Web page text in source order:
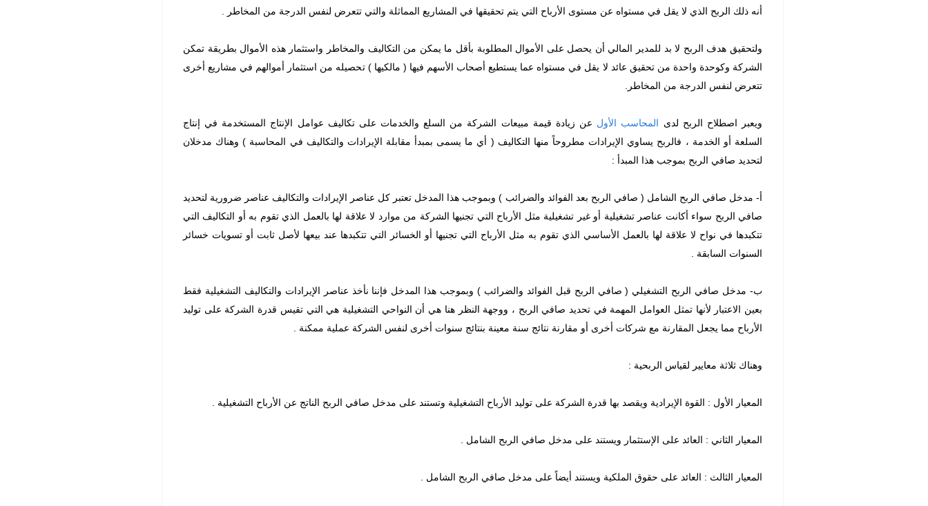
أنه ذلك الربح الذي لا يقل في مستواه عن مستوى الأرباح التي يتم تحقيقها في المشاريع المماثلة والتي تتعرض لنفس الدرجة من المخاطر .
ولتحقيق هدف الربح لا بد للمدير المالي أن يحصل على الأموال المطلوبة بأقل ما يمكن من التكاليف والمخاطر واستثمار هذه الأموال بطريقة تمكن
الشركة وكوحدة واحدة من تحقيق عائد لا يقل في مستواه عما يستطيع أصحاب الأسهم فيها ( مالكيها ) تحصيله من استثمار أموالهم في مشاريع أخرى
تتعرض لنفس الدرجة من المخاطر.
ويعبر اصطلاح الربح لدى المحاسب الأول عن زيادة قيمة مبيعات الشركة من السلع والخدمات على تكاليف عوامل الإنتاج المستخدمة في إنتاج
السلعة أو الخدمة ، فالربح يساوي الإيرادات مطروحاً منها التكاليف ( أي ما يسمى بمبدأ مقابلة الإيرادات والتكاليف في المحاسبة ) وهناك مدخلان
لتحديد صافي الربح بموجب هذا المبدأ :
أ- مدخل صافي الربح الشامل ( صافي الربح بعد الفوائد والضرائب ) وبموجب هذا المدخل تعتبر كل عناصر الإيرادات والتكاليف عناصر ضرورية لتحديد
صافي الربح سواء أكانت عناصر تشغيلية أو غير تشغيلية مثل الأرباح التي تجنيها الشركة من موارد لا علاقة لها بالعمل الذي تقوم به أو التكاليف التي
تتكبدها في نواح لا علاقة لها بالعمل الأساسي الذي تقوم به مثل الأرباح التي تجنيها أو الخسائر التي تتكبدها عند بيعها لأصل ثابت أو تسويات خسائر
السنوات السابقة .
ب- مدخل صافي الربح التشغيلي ( صافي الربح قبل الفوائد والضرائب ) وبموجب هذا المدخل فإننا نأخذ عناصر الإيرادات والتكاليف التشغيلية فقط
بعين الاعتبار لأنها تمثل العوامل المهمة في تحديد صافي الربح ، ووجهة النظر هنا هي أن النواحي التشغيلية هي التي تقيس قدرة الشركة على توليد
الأرباح مما يجعل المقارنة مع شركات أخرى أو مقارنة نتائج سنة معينة بنتائج سنوات أخرى لنفس الشركة عملية ممكنة .
وهناك ثلاثة معايير لقياس الربحية :
المعيار الأول : القوة الإيرادية ويقصد بها قدرة الشركة على توليد الأرباح التشغيلية وتستند على مدخل صافي الربح الناتج عن الأرباح التشغيلية .
المعيار الثاني : العائد على الإستثمار ويستند على مدخل صافي الربح الشامل .
المعيار الثالث : العائد على حقوق الملكية ويستند أيضاً على مدخل صافي الربح الشامل .